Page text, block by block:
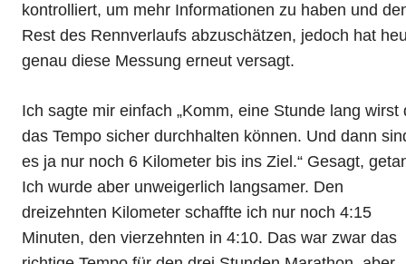
kontrolliert, um mehr Informationen zu haben und
Rest des Rennverlaufs abzuschätzen, jedoch hat
genau diese Messung erneut versagt.
Ich sagte mir einfach
Komm, eine Stunde lang wirst
das Tempo sicher durchhalten können. Und dann
es ja nur noch 6 Kilometer bis ins Ziel.
Gesagt,
Ich wurde aber unweigerlich langsamer. Den
dreizehnten Kilometer schaffte ich nur noch 4:15
Minuten, den vierzehnten in 4:10. Das war zwar das